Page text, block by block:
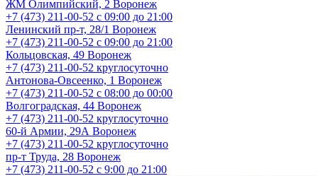
ЖМ Олимпийский, 2 Воронеж
+7 (473) 211-00-52 с 09:00 до 21:00
Ленинский пр-т, 28/1 Воронеж
+7 (473) 211-00-52 с 09:00 до 21:00
Кольцовская, 49 Воронеж
+7 (473) 211-00-52 круглосуточно
Антонова-Овсеенко, 1 Воронеж
+7 (473) 211-00-52 с 08:00 до 00:00
Волгоградская, 44 Воронеж
+7 (473) 211-00-52 круглосуточно
60-й Армии, 29А Воронеж
+7 (473) 211-00-52 круглосуточно
пр-т Труда, 28 Воронеж
+7 (473) 211-00-52 c 9:00 до 21:00